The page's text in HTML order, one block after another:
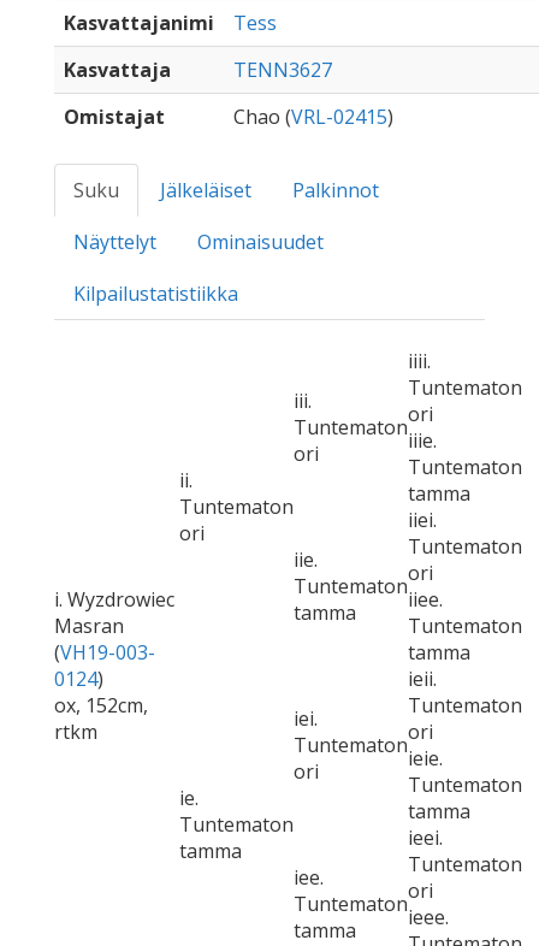
Kasvattajanimi
Tess
Kasvattaja
TENN3627
Omistajat
Chao (VRL-02415)
Suku Jälkeläiset
Palkinnot
Näyttelyt
Ominaisuudet
Kilpailustatistiikka
i. Wyzdrowiec
Masran
(VH19-003-
0124)
ox, 152cm,
rtkm
ii.
Tuntematon
ori
iii.
Tuntematon
ori
iiii.
Tuntematon
ori
iiie.
Tuntematon
tamma
iie.
Tuntematon
tamma
iiei.
Tuntematon
ori
iiee.
Tuntematon
tamma
ie.
Tuntematon
tamma
iei.
Tuntematon
ori
ieii.
Tuntematon
ori
ieie.
Tuntematon
tamma
iee.
Tuntematon
tamma
ieei.
Tuntematon
ori
ieee.